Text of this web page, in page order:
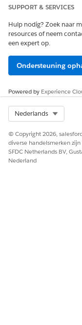
SUPPORT & SERVICES
Hulp nodig? Zoek naar
resources of neem
een expert op.
Ondersteuning
Powered by Experience
Nederlands
© Copyright 2026,
diverse handelsmerken
SFDC Netherlands BV,
Nederland